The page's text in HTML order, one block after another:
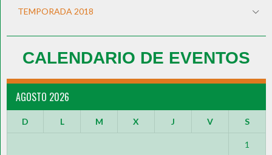
TEMPORADA 2018
CALENDARIO DE EVENTOS
AGOSTO 2026
D L M X J V S
1